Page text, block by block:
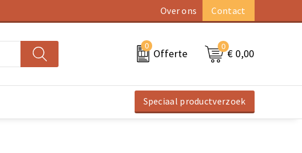
Over ons Contact
0
Offerte
0
€ 0,00
Speciaal productverzoek